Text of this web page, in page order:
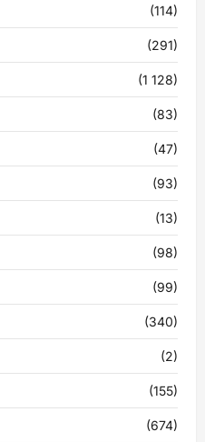
(114)
(291)
(1 128)
(83)
(47)
(93)
(13)
(98)
(99)
(340)
(2)
(155)
(674)